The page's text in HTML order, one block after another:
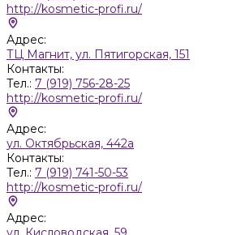
http://kosmetic-profi.ru/
Адрес:
ТЦ Магнит, ул. Пятигорская, 151
Контакты:
Тел.: 7 (919) 756-28-25
http://kosmetic-profi.ru/
Адрес:
ул. Октябрьская, 442а
Контакты:
Тел.: 7 (919) 741-50-53
http://kosmetic-profi.ru/
Адрес: